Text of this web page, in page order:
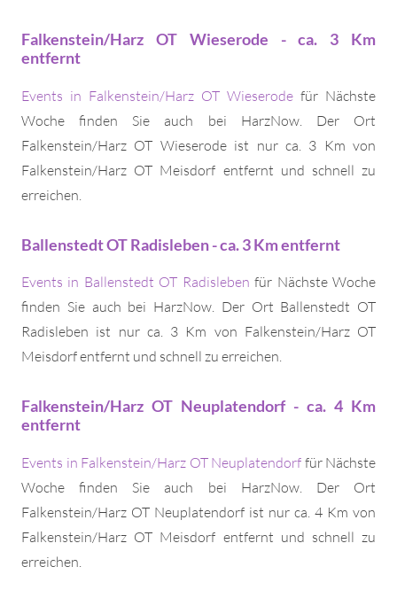
Falkenstein/Harz OT Wieserode - ca. 3 Km
entfernt
Events in Falkenstein/Harz OT Wieserode für Nächste
Woche finden Sie auch bei HarzNow. Der Ort
Falkenstein/Harz OT Wieserode ist nur ca. 3 Km von
Falkenstein/Harz OT Meisdorf entfernt und schnell zu
erreichen.
Ballenstedt OT Radisleben - ca. 3 Km entfernt
Events in Ballenstedt OT Radisleben für Nächste Woche
finden Sie auch bei HarzNow. Der Ort Ballenstedt OT
Radisleben ist nur ca. 3 Km von Falkenstein/Harz OT
Meisdorf entfernt und schnell zu erreichen.
Falkenstein/Harz OT Neuplatendorf - ca. 4 Km
entfernt
Events in Falkenstein/Harz OT Neuplatendorf für Nächste
Woche finden Sie auch bei HarzNow. Der Ort
Falkenstein/Harz OT Neuplatendorf ist nur ca. 4 Km von
Falkenstein/Harz OT Meisdorf entfernt und schnell zu
erreichen.